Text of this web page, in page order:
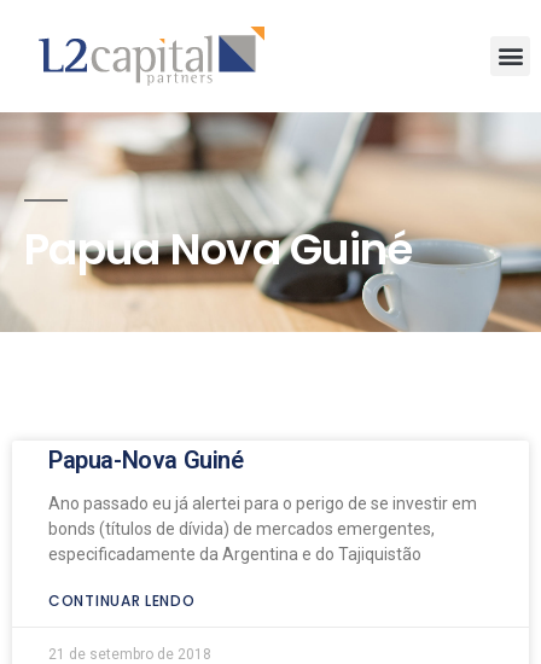
Papua Nova Guiné
Papua-Nova Guiné
Ano passado eu já alertei para o perigo de se investir em
bonds (títulos de dívida) de mercados emergentes,
especificadamente da Argentina e do Tajiquistão
CONTINUAR LENDO
21 de setembro de 2018